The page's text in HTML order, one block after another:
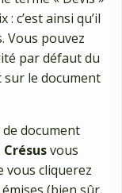
c’est ainsi qu’il
Vous pouvez
par défaut du
le document
document
Crésusvous
vous cliquerez